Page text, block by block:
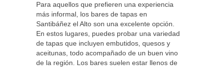
Para aquellos que prefieren una experiencia
más informal, los bares de tapas en
Santibáñez el Alto son una excelente opción.
En estos lugares, puedes probar una variedad
de tapas que incluyen embutidos, quesos y
aceitunas, todo acompañado de un buen vino
de la región. Los bares suelen estar llenos de